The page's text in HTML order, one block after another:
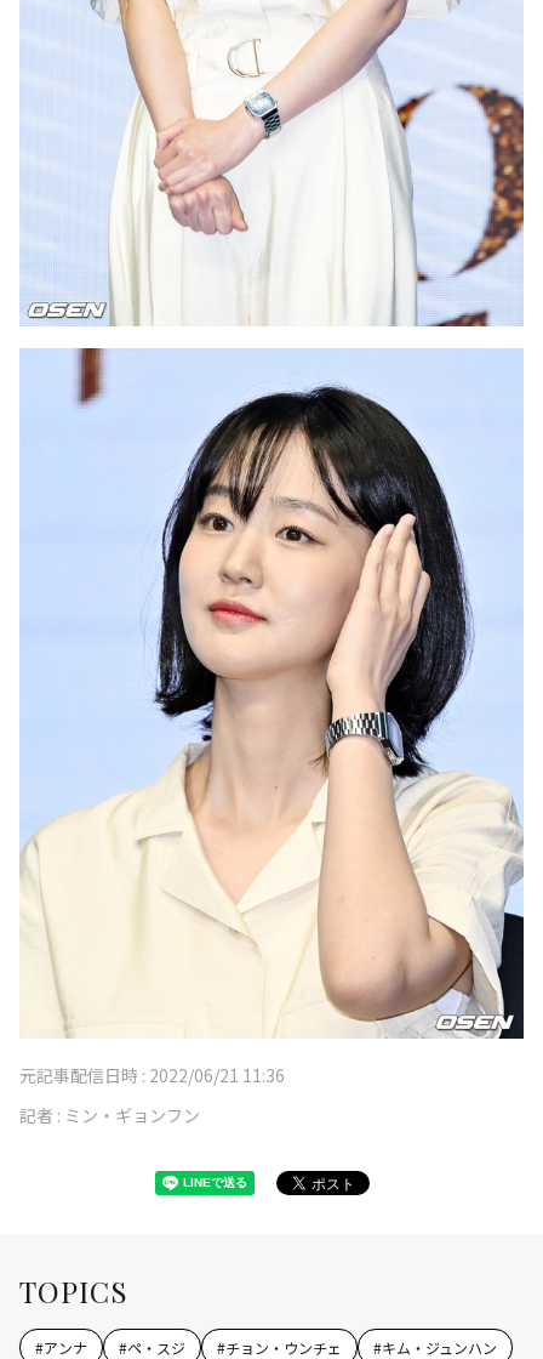
元記事配信日時 : 2022/06/21 11:36
記者 : ミン・ギョンフン
TOPICS
#アンナ #ペ・スジ #チョン・ウンチェ #キム・ジュンハン